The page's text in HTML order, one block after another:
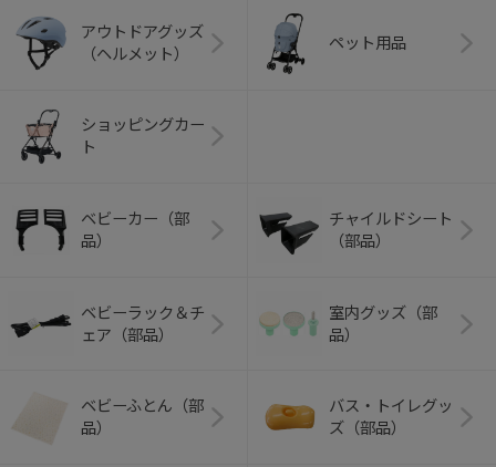
アウトドアグッズ
（ヘルメット）
ペット用品
ショッピングカー
ト
ベビーカー（部
品）
チャイルドシート
（部品）
ベビーラック＆チ
ェア（部品）
室内グッズ（部
品）
ベビーふとん（部
品）
バス・トイレグッ
ズ（部品）